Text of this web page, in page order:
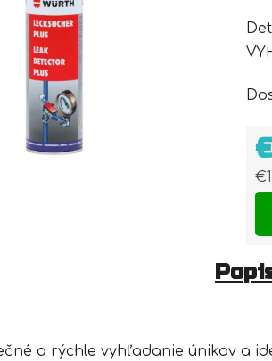
a rýchle vyhľadanie únikov a